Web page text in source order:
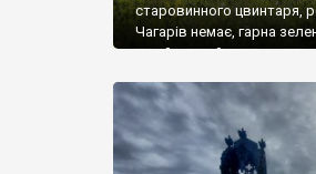
старовинного цвинтаря,
Чагарів немає, гарна
– найкращий регулятор
бруньками, кози ті
делікатес. На цвинтарі у
різноманітних форм